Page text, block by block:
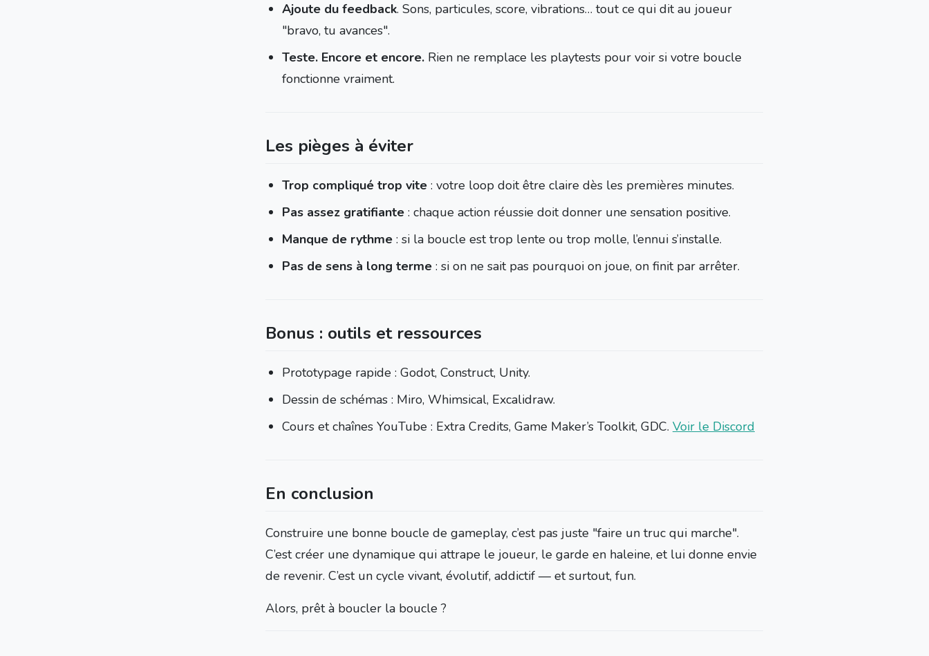
Ajoute du feedback. Sons, particules, score, vibrations… tout ce qui dit au joueur
"bravo, tu avances".
Teste. Encore et encore.Rien ne remplace les playtests pour voir si votre boucle
fonctionne vraiment.
Les pièges à éviter
Trop compliqué trop vite: votre loop doit être claire dès les premières minutes.
Pas assez gratifiante: chaque action réussie doit donner une sensation positive.
Manque de rythme: si la boucle est trop lente ou trop molle, l’ennui s’installe.
Pas de sens à long terme: si on ne sait pas pourquoi on joue, on finit par arrêter.
Bonus : outils et ressources
Prototypage rapide : Godot, Construct, Unity.
Dessin de schémas : Miro, Whimsical, Excalidraw.
Cours et chaînes YouTube : Extra Credits, Game Maker’s Toolkit, GDC. Voir le Discord
En conclusion
Construire une bonne boucle de gameplay, c’est pas juste "faire un truc qui marche".
C’est créer une dynamique qui attrape le joueur, le garde en haleine, et lui donne envie
de revenir. C’est un cycle vivant, évolutif, addictif — et surtout, fun.
Alors, prêt à boucler la boucle ?